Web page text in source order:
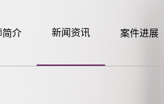
介 新闻资讯 案件进展